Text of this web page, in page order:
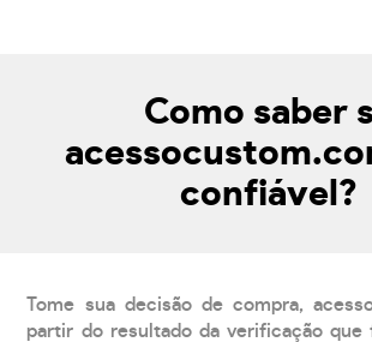
Como saber
confiável?
Tome sua decisão de compra,
partir do resultado da verificação que